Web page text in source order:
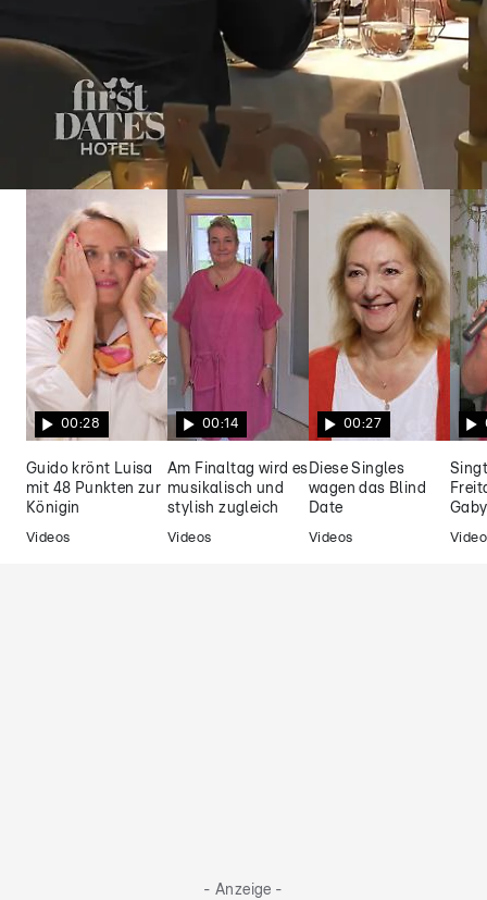
First Dates Hotel
Philipp und Kim müssen mit anderen Date-
Partnern vorlieb nehmen
00:28
Guido krönt Luisa
mit 48 Punkten zur
Königin
Videos
00:14
Am Finaltag wird es
musikalisch und
stylish zugleich
Videos
00:27
Diese Singles
wagen das Blind
Date
Videos
- Anzeige -